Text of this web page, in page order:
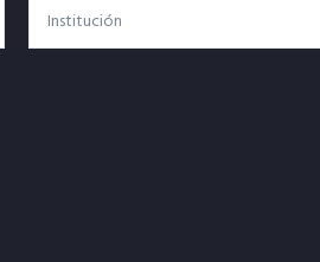
Institución